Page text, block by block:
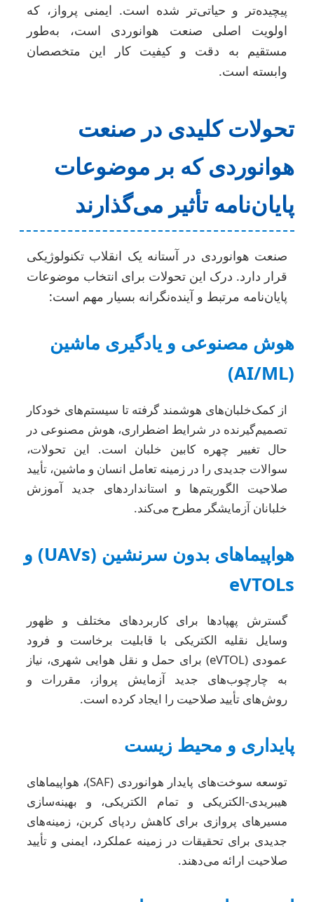
پیچیده‌تر و حیاتی‌تر شده است. ایمنی پرواز، که
اولویت اصلی صنعت هوانوردی است، به‌طور
مستقیم به دقت و کیفیت کار این متخصصان
وابسته است.
تحولات کلیدی در صنعت
هوانوردی که بر موضوعات
پایان‌نامه تأثیر می‌گذارند
صنعت هوانوردی در آستانه یک انقلاب تکنولوژیکی
قرار دارد. درک این تحولات برای انتخاب موضوعات
پایان‌نامه مرتبط و آینده‌نگرانه بسیار مهم است:
هوش مصنوعی و یادگیری ماشین
(AI/ML)
از کمک‌خلبان‌های هوشمند گرفته تا سیستم‌های خودکار
تصمیم‌گیرنده در شرایط اضطراری، هوش مصنوعی در
حال تغییر چهره کابین خلبان است. این تحولات،
سوالات جدیدی را در زمینه تعامل انسان و ماشین، تأیید
صلاحیت الگوریتم‌ها و استانداردهای جدید آموزش
خلبانان آزمایشگر مطرح می‌کند.
هواپیماهای بدون سرنشین (UAVs) و
eVTOLs
گسترش پهپادها برای کاربردهای مختلف و ظهور
وسایل نقلیه الکتریکی با قابلیت برخاست و فرود
عمودی (eVTOL) برای حمل و نقل هوایی شهری، نیاز
به چارچوب‌های جدید آزمایش پرواز، مقررات و
روش‌های تأیید صلاحیت را ایجاد کرده است.
پایداری و محیط زیست
توسعه سوخت‌های پایدار هوانوردی (SAF)، هواپیماهای
هیبریدی-الکتریکی و تمام الکتریکی، و بهینه‌سازی
مسیرهای پروازی برای کاهش ردپای کربن، زمینه‌های
جدیدی برای تحقیقات در زمینه عملکرد، ایمنی و تأیید
صلاحیت ارائه می‌دهند.